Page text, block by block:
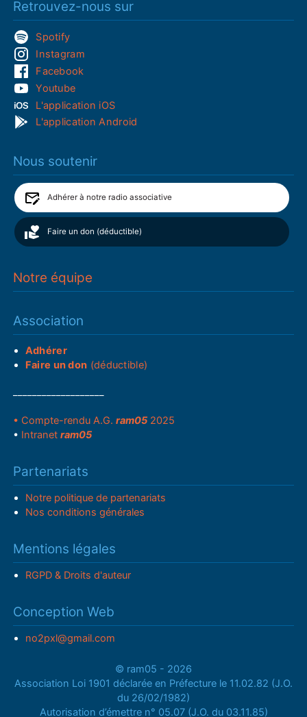
Retrouvez-nous sur
Spotify
Instagram
Facebook
Youtube
L'application iOS
L'application Android
Nous soutenir
Adhérer à notre radio associative
Faire un don (déductible)
Notre équipe
Association
Adhérer
Faire un don (déductible)
• Compte-rendu A.G.ram05 2025
• Intranetram05
Partenariats
Notre politique de partenariats
Nos conditions générales
Mentions légales
RGPD & Droits d'auteur
Conception Web
no2pxl@gmail.com
© ram05 - 2026
Association Loi 1901 déclarée en Préfecture le 11.02.82 (J.O.
du 26/02/1982)
Autorisation d’émettre n° 05.07 (J.O. du 03.11.85)